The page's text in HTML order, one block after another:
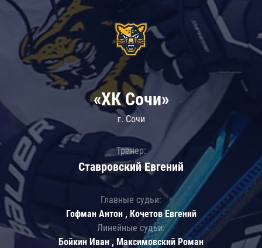
«ХК Сочи»
г. Сочи
Тренер:
Ставровский Евгений
Главные судьи:
Гофман Антон , Кочетов Евгений
Линейные судьи:
Бойкин Иван , Максимовский Роман